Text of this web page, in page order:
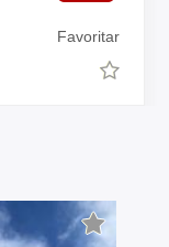
Favoritar